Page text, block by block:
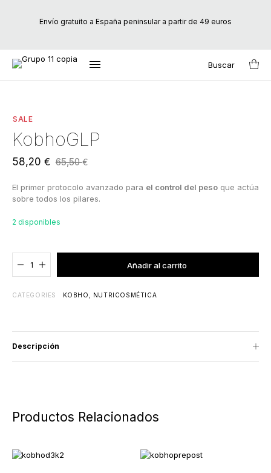
Envío gratuito a España peninsular a partir de 49 euros
Buscar
Search
Inicio Kobho/ KobhoGLP
SALE
KobhoGLP
65,50€
El
original
era:
65,50 €.
58,20 €
El
actual
es:
58,20 €.
El primer protocolo avanzado para el control del peso que actúa
sobre todos los pilares.
2 disponibles
Añadir al carrito
Agregado al carrito
CATEGORIES KOBHO NUTRICOSMÉTICA
Descripción
Productos Relacionados